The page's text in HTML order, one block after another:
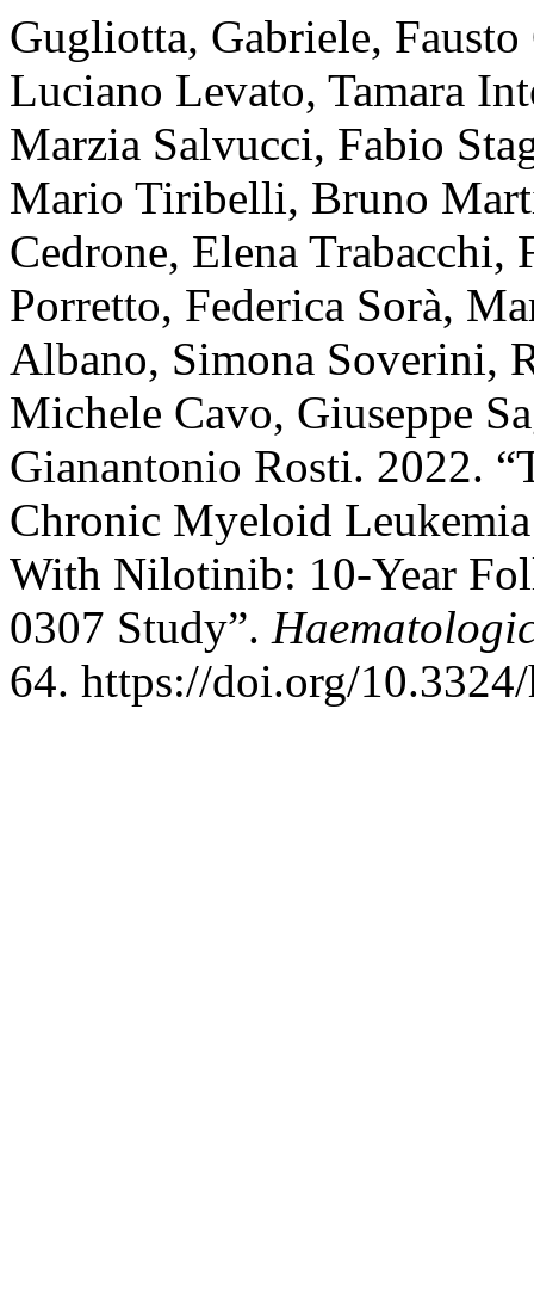
Gugliotta, Gabriele,
Luciano Levato, Tamara
Marzia Salvucci, Fabio
Mario Tiribelli, Bruno
Cedrone, Elena Trabacchi,
Porretto, Federica Sorà,
Albano, Simona Soverini,
Michele Cavo, Giuseppe
Gianantonio Rosti. 2022.
Chronic Myeloid
With Nilotinib: 10-Year
0307 Study”.
64. https://doi.org/